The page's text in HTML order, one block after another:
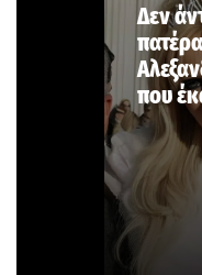
Δεν
που